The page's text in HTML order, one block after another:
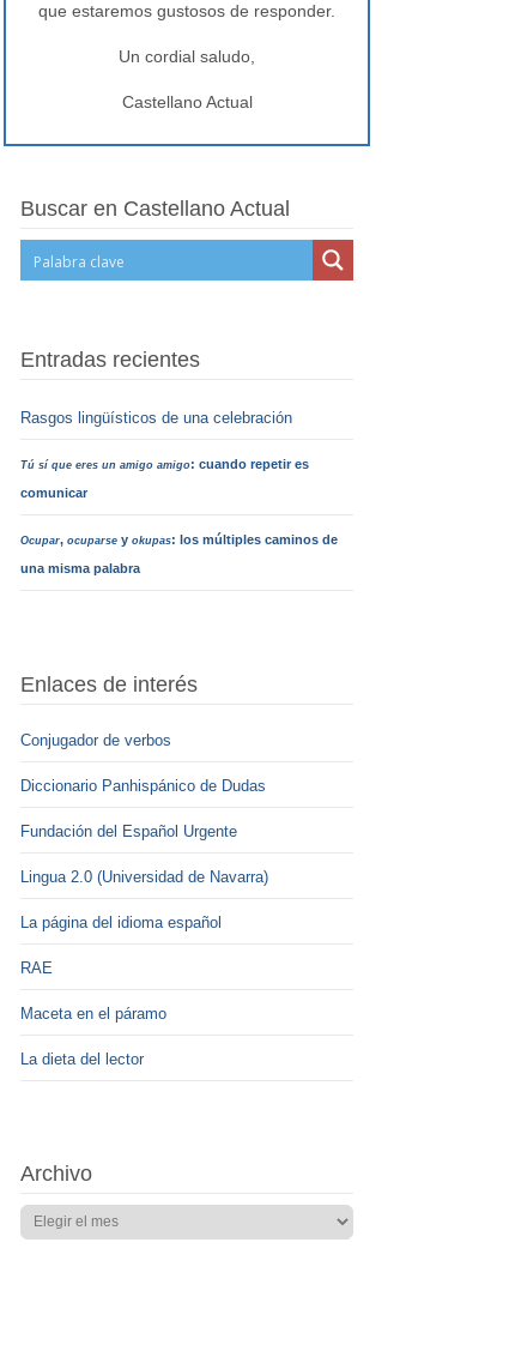
que estaremos gustosos de responder.
Un cordial saludo,
Castellano Actual
Buscar en Castellano Actual
Entradas recientes
Rasgos lingüísticos de una celebración
Tú sí que eres un amigo amigo: cuando repetir es
comunicar
Ocupar, ocuparsey okupas: los múltiples caminos de
una misma palabra
Enlaces de interés
Conjugador de verbos
Diccionario Panhispánico de Dudas
Fundación del Español Urgente
Lingua 2.0 (Universidad de Navarra)
La página del idioma español
RAE
Maceta en el páramo
La dieta del lector
Archivo